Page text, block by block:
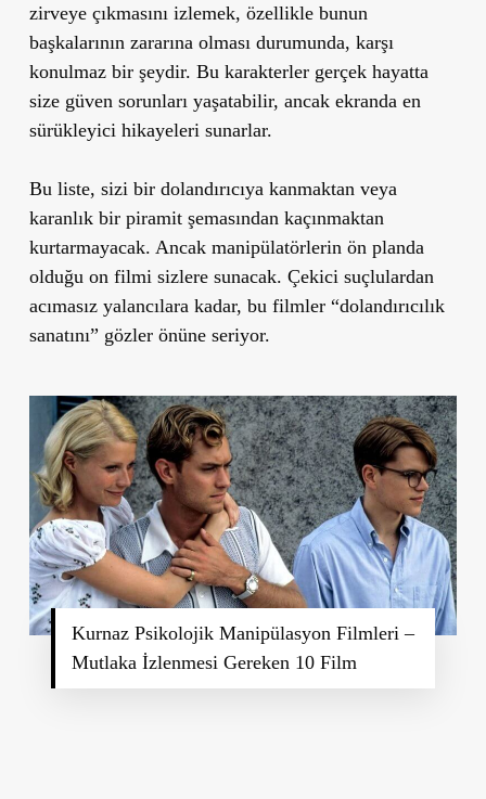
zirveye çıkmasını izlemek, özellikle bunun
başkalarının zararına olması durumunda, karşı
konulmaz bir şeydir. Bu karakterler gerçek hayatta
size güven sorunları yaşatabilir, ancak ekranda en
sürükleyici hikayeleri sunarlar.
Bu liste, sizi bir dolandırıcıya kanmaktan veya
karanlık bir piramit şemasından kaçınmaktan
kurtarmayacak. Ancak manipülatörlerin ön planda
olduğu on filmi sizlere sunacak. Çekici suçlulardan
acımasız yalancılara kadar, bu filmler “dolandırıcılık
sanatını” gözler önüne seriyor.
Kurnaz Psikolojik Manipülasyon Filmleri –
Mutlaka İzlenmesi Gereken 10 Film